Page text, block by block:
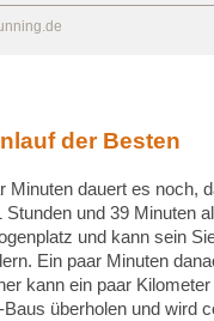
der Besten
Minuten dauert es noch,
Stunden und 39 Minuten
und kann sein
Ein paar Minuten
kann ein paar
überholen und wird